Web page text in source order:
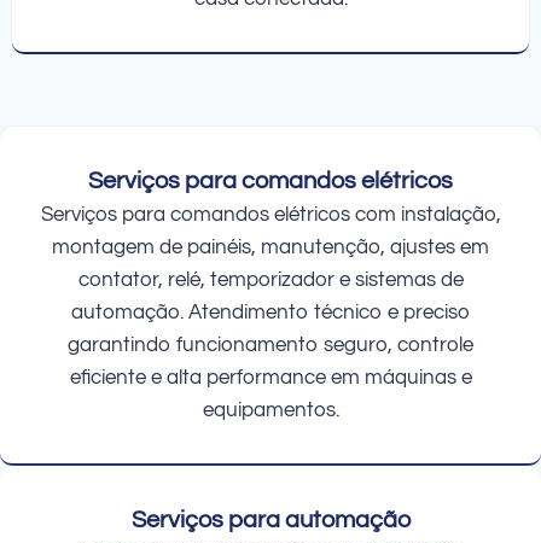
Serviços para comandos elétricos
Serviços para comandos elétricos com instalação,
montagem de painéis, manutenção, ajustes em
contator, relé, temporizador e sistemas de
automação. Atendimento técnico e preciso
garantindo funcionamento seguro, controle
eficiente e alta performance em máquinas e
equipamentos.
Serviços para automação